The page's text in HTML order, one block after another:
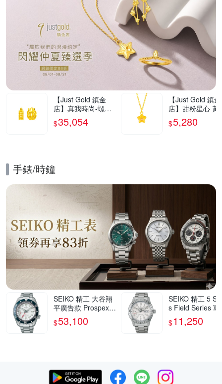
【Just Gold 鎮金
店】真我時尚-螺紋
黃金耳環 (網路限定)
$35,054
【Just Gold 鎮金
店】甜粉星心 黃
吊墜-不含鍊(網
定)
$5,280
手錶/時鐘
SEIKO 精工 大谷翔
平廣告款 Prospex 6
0週年紀念 三日鍊 G
MT潛水陶瓷機械錶
$53,100
SEIKO 精工 5
s Field Series 軍
風格機械錶 寵爸
刻 送禮推薦-
$11,250